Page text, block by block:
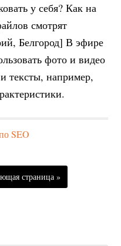
у себя? Как на
смотрят
Белгород] В эфире
фото и видео
тексты, например,
SEO
страница »